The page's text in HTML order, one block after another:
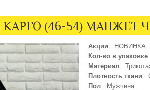
(46-54) МАНЖЕТ
Акции: НОВИНКА
Кол-во в упаковке
Материал:
Плотность ткани:
Пол: Мужчина